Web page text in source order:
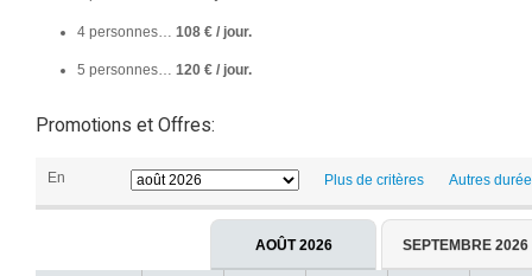
4 personnes… 108 € / jour.
5 personnes… 120 € / jour.
Promotions et Offres:
En Plus de critères Autres
AOÛT 2026 SEPTEMBRE 2026